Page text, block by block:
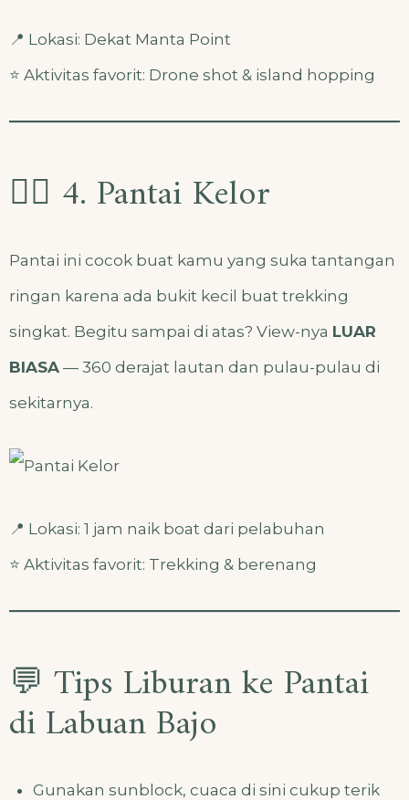
📍 Lokasi: Dekat Manta Point
⭐ Aktivitas favorit: Drone shot & island hopping
🏄‍♀️ 4. Pantai Kelor
Pantai ini cocok buat kamu yang suka tantangan
ringan karena ada bukit kecil buat trekking
singkat. Begitu sampai di atas? View-nya LUAR
BIASA — 360 derajat lautan dan pulau-pulau di
sekitarnya.
📍 Lokasi: 1 jam naik boat dari pelabuhan
⭐ Aktivitas favorit: Trekking & berenang
💬 Tips Liburan ke Pantai
di Labuan Bajo
Gunakan sunblock, cuaca di sini cukup terik